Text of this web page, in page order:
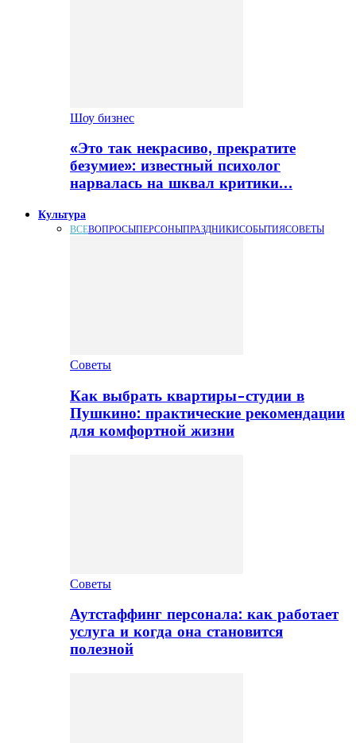
Шоу бизнес
«Это так некрасиво, прекратите
безумие»: известный психолог
нарвалась на шквал критики…
Культура
ВСЕВОПРОСЫПЕРСОНЫПРАЗДНИКИСОБЫТИЯСОВЕТЫ
Советы
Как выбрать квартиры-студии в
Пушкино: практические рекомендации
для комфортной жизни
Советы
Аутстаффинг персонала: как работает
услуга и когда она становится
полезной